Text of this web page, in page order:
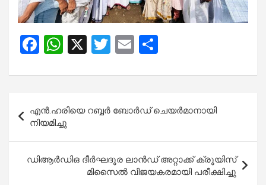
F
ce
b
o
o
k
W
at
s
A
p
p
X
T
tt
E
ail ar
navigation
എൻ.ഹരിയെ റബ്ബർ ബോർഡ് ചെയർമാനായി
നിയമിച്ചു
ഡിആർഡിഒ ദീർഘദൂര ലാൻഡ് അറ്റാക്ക് ക്രൂയിസ്
മിസൈൽ വിജയകരമായി പരീക്ഷിച്ചു